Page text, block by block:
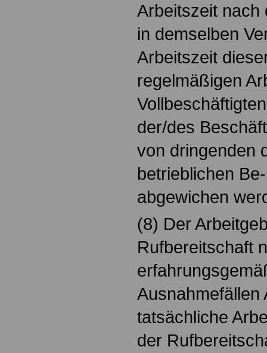
Arbeitszeit nach
in demselben
Arbeitszeit
regelmäßigen
der/des
von dringenden
betrieblichen
abgewichen
(8) Der
Rufbereitschaft
Ausnahmefällen
tatsächliche
der